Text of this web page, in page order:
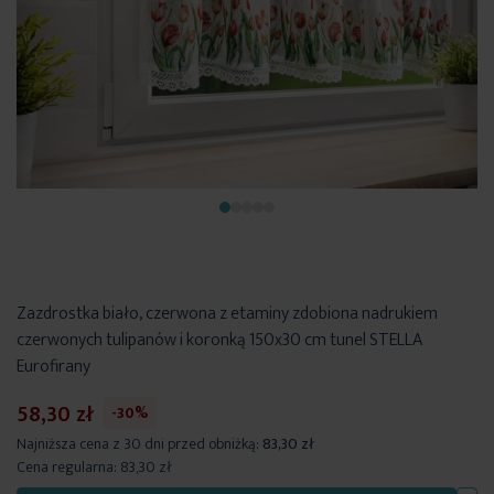
Zazdrostka biało, czerwona z etaminy zdobiona nadrukiem
czerwonych tulipanów i koronką 150x30 cm tunel STELLA
Eurofirany
58,30 zł
-30%
Najniższa cena z 30 dni przed obniżką: 83,30 zł
Cena regularna: 83,30 zł